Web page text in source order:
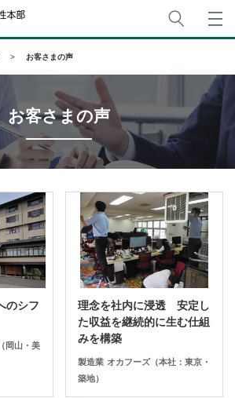
公益財団法人日本生産性本部
お客さまの声
お客さまの声
のシフ
岡山・美
理念を社内に浸透 安定し
た収益を継続的に生む仕組
みを構築
製造業 オカフーズ（本社：東京・
築地）